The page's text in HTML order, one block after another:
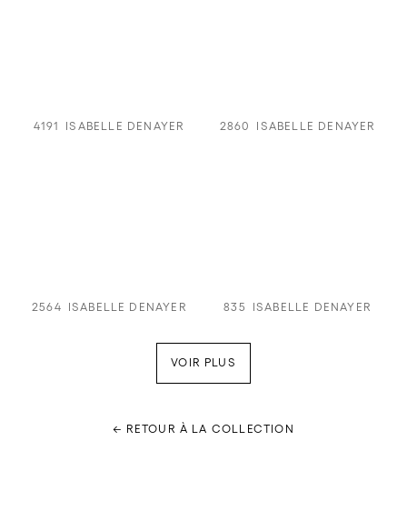
4191 ISABELLE DENAYER 2860 ISABELLE DENAYER
2564 ISABELLE DENAYER 835 ISABELLE DENAYER
VOIR PLUS
← RETOUR À LA COLLECTION